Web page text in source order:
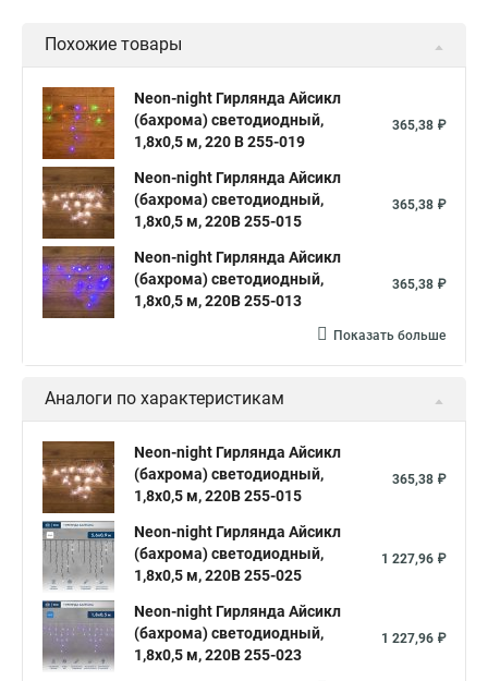
Электрическая гирлянда
Похожие товары
Neon-night Гирлянда Айсикл
(бахрома) светодиодный,
1,8х0,5 м, 220 В 255-019
365,38 ₽
Neon-night Гирлянда Айсикл
(бахрома) светодиодный,
1,8х0,5 м, 220В 255-015
365,38 ₽
Neon-night Гирлянда Айсикл
(бахрома) светодиодный,
1,8х0,5 м, 220В 255-013
365,38 ₽
Показать больше
Аналоги по характеристикам
Neon-night Гирлянда Айсикл
(бахрома) светодиодный,
1,8х0,5 м, 220В 255-015
365,38 ₽
Neon-night Гирлянда Айсикл
(бахрома) светодиодный,
1,8х0,5 м, 220В 255-025
1 227,96 ₽
Neon-night Гирлянда Айсикл
(бахрома) светодиодный,
1,8х0,5 м, 220В 255-023
1 227,96 ₽